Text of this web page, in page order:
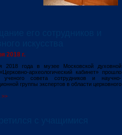
2018 г.
2018 года в музее Московской духовной
археологический кабинет» прошло
ученого совета сотрудников и научно-
группы экспертов в области церковного
>>